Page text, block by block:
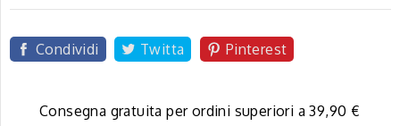
Condividi Twitta Pinterest
Consegna gratuita per ordini superiori a 39,90 €